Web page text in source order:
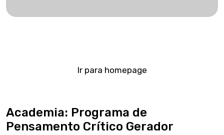
Ir para homepage
Academia: Programa de
Pensamento Crítico Gerador